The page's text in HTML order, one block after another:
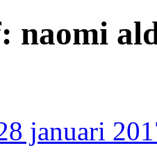
naomi
januari